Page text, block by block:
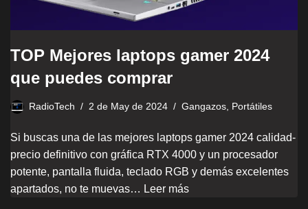
TOP Mejores laptops gamer 2024
que puedes comprar
RadioTech 2 de May de 2024 Gangazos Portátiles
Si buscas una de las mejores laptops gamer 2024 calidad-
precio definitivo con gráfica RTX 4000 y un procesador
potente, pantalla fluida, teclado RGB y demás excelentes
apartados, no te muevas… Leer más